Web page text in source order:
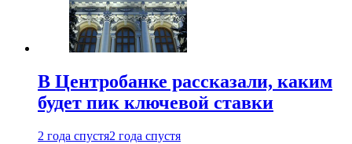
В Центробанке рассказали, каким
будет пик ключевой ставки
2 года спустя2 года спустя